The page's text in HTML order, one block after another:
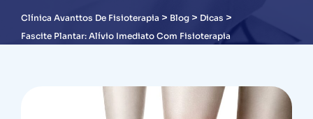
Clínica Avanttos De Fisioterapia > Blog > Dicas >
Fascite Plantar: Alívio Imediato Com Fisioterapia